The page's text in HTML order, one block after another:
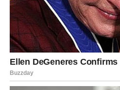
pokazati iskrenu brigu
priznati greške
ili se sami udaljiti jer više ne
dobrotu